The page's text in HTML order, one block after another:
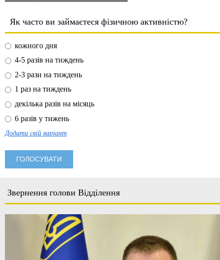
Як часто ви займаєтеся фізичною активністю?
кожного дня
4-5 разів на тиждень
2-3 рази на тиждень
1 раз на тиждень
декілька разів на місяць
6 разів у тижень
Додати свій варіант
Звернення голови Відділення